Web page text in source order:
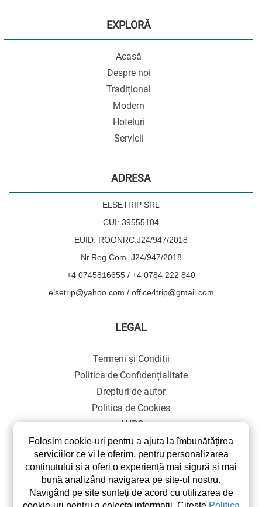
EXPLORĂ
Acasă
Despre noi
Tradițional
Modern
Hoteluri
Servicii
ADRESA
ELSETRIP SRL
CUI: 39555104
EUID: ROONRC.J24/947/2018
Nr.Reg.Com. J24/947/2018
+4 0745816655 / +4 0784 222 840
elsetrip@yahoo.com / office4trip@gmail.com
LEGAL
Termeni și Condiții
Politica de Confidențialitate
Drepturi de autor
Politica de Cookies
ANPC
SOL
Folosim cookie-uri pentru a ajuta la îmbunătățirea
serviciilor ce vi le oferim, pentru personalizarea
conținutului și a oferi o experiență mai sigură și mai
bună analizând navigarea pe site-ul nostru.
Navigând pe site sunteți de acord cu utilizarea de